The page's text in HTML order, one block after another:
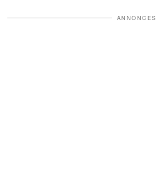
ANNONCES